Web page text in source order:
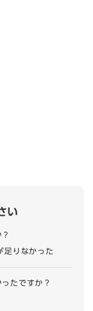
い
足りなかった
たですか？